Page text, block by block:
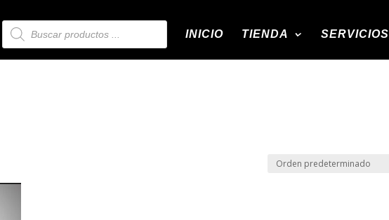
Búsqueda
de
productos
INICIO TIENDA SERVICIOS